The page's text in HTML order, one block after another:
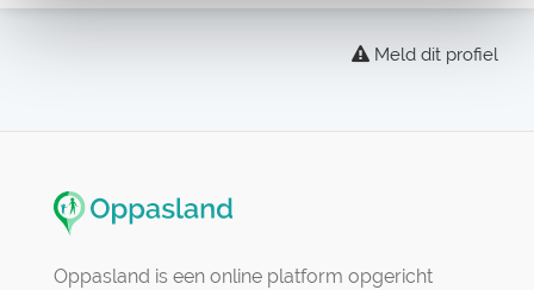
Meld dit profiel
Oppasland is een online platform opgericht